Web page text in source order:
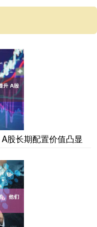
股长期配置价值凸显